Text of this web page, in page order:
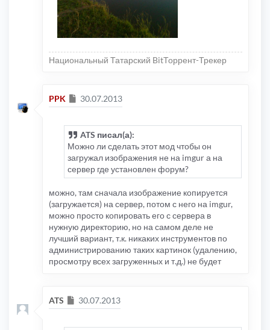
Национальный Татарский BitТоррент-Трекер
PPK Сообщение
30.07.2013
ATS писал(а):
Можно ли сделать этот мод чтобы он
загружал изображения не на imgur а на
сервер где установлен форум?
можно, там сначала изображение копируется
(загружается) на сервер, потом с него на imgur,
можно просто копировать его с сервера в
нужную директорию, но на самом деле не
лучший вариант, т.к. никаких инструментов по
администрированию таких картинок (удалению,
просмотру всех загруженных и т.д.) не будет
ATS Сообщение
30.07.2013